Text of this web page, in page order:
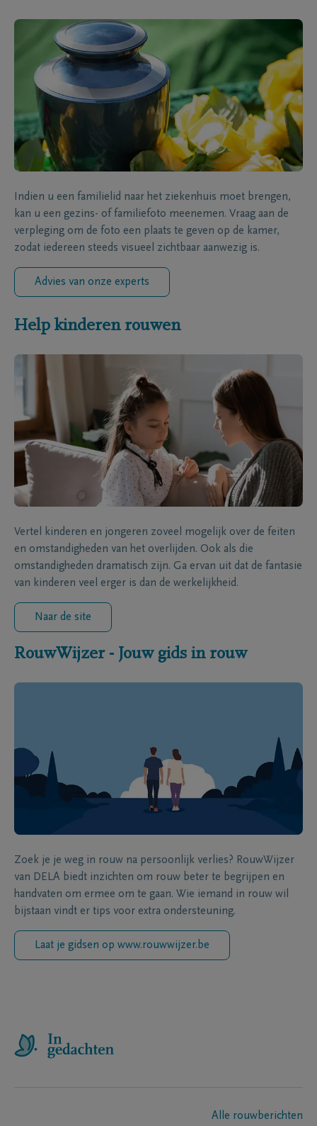
Indien u een familielid naar het ziekenhuis moet brengen,
kan u een gezins- of familiefoto meenemen. Vraag aan de
verpleging om de foto een plaats te geven op de kamer,
zodat iedereen steeds visueel zichtbaar aanwezig is.
Advies van onze experts
Help kinderen rouwen
Vertel kinderen en jongeren zoveel mogelijk over de feiten
en omstandigheden van het overlijden. Ook als die
omstandigheden dramatisch zijn. Ga ervan uit dat de fantasie
van kinderen veel erger is dan de werkelijkheid.
Naar de site
RouwWijzer - Jouw gids in rouw
Zoek je je weg in rouw na persoonlijk verlies? RouwWijzer
van DELA biedt inzichten om rouw beter te begrijpen en
handvaten om ermee om te gaan. Wie iemand in rouw wil
bijstaan vindt er tips voor extra ondersteuning.
Laat je gidsen op www.rouwwijzer.be
Alle rouwberichten